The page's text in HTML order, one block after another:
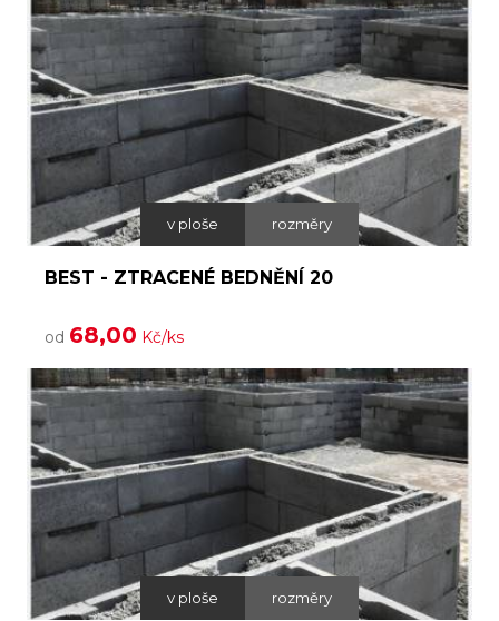
v ploše rozměry
BEST - ZTRACENÉ BEDNĚNÍ 20
od 68,00 Kč/ks
v ploše rozměry